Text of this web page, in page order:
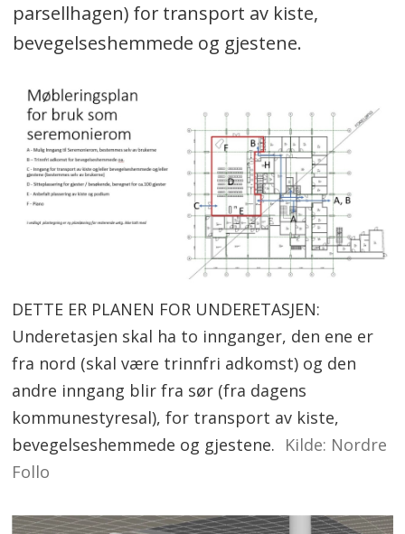
parsellhagen) for transport av kiste,
bevegelseshemmede og gjestene.
DETTE ER PLANEN FOR UNDERETASJEN:
Underetasjen skal ha to innganger, den ene er
fra nord (skal være trinnfri adkomst) og den
andre inngang blir fra sør (fra dagens
kommunestyresal), for transport av kiste,
bevegelseshemmede og gjestene. Kilde: Nordre
Follo